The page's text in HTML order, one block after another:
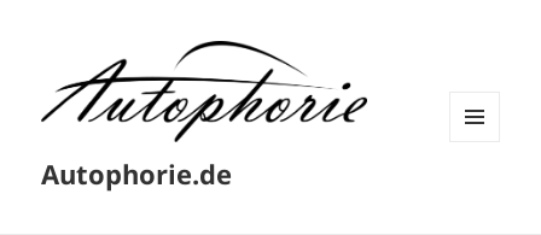
Autophorie.de